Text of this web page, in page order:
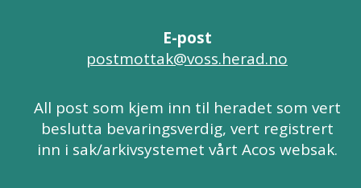
E-post
postmottak@voss.herad.no
All post som kjem inn til heradet som vert
beslutta bevaringsverdig, vert registrert
inn i sak/arkivsystemet vårt Acos websak.